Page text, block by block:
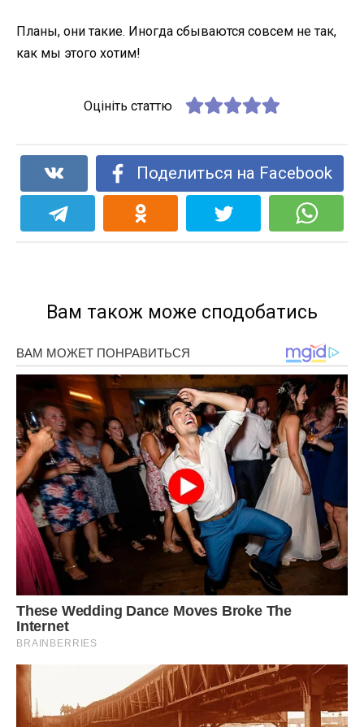
Планы, они такие. Иногда сбываются совсем не так,
как мы этого хотим!
Оцініть статтю
Поделиться на Facebook
Вам також може сподобатись